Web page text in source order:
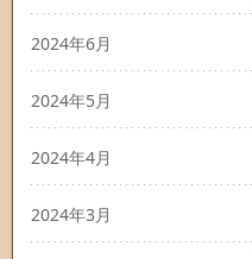
2024年6月
2024年5月
2024年4月
2024年3月